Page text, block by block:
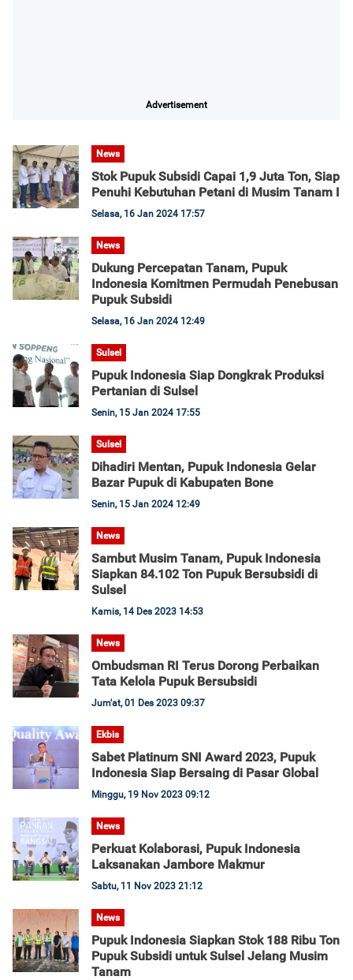
Advertisement
News
Stok Pupuk Subsidi Capai 1,9 Juta Ton, Siap
Penuhi Kebutuhan Petani di Musim Tanam I
Selasa, 16 Jan 2024 17:57
News
Dukung Percepatan Tanam, Pupuk
Indonesia Komitmen Permudah Penebusan
Pupuk Subsidi
Selasa, 16 Jan 2024 12:49
Sulsel
Pupuk Indonesia Siap Dongkrak Produksi
Pertanian di Sulsel
Senin, 15 Jan 2024 17:55
Sulsel
Dihadiri Mentan, Pupuk Indonesia Gelar
Bazar Pupuk di Kabupaten Bone
Senin, 15 Jan 2024 12:49
News
Sambut Musim Tanam, Pupuk Indonesia
Siapkan 84.102 Ton Pupuk Bersubsidi di
Sulsel
Kamis, 14 Des 2023 14:53
News
Ombudsman RI Terus Dorong Perbaikan
Tata Kelola Pupuk Bersubsidi
Jum'at, 01 Des 2023 09:37
Ekbis
Sabet Platinum SNI Award 2023, Pupuk
Indonesia Siap Bersaing di Pasar Global
Minggu, 19 Nov 2023 09:12
News
Perkuat Kolaborasi, Pupuk Indonesia
Laksanakan Jambore Makmur
Sabtu, 11 Nov 2023 21:12
News
Pupuk Indonesia Siapkan Stok 188 Ribu Ton
Pupuk Subsidi untuk Sulsel Jelang Musim
Tanam